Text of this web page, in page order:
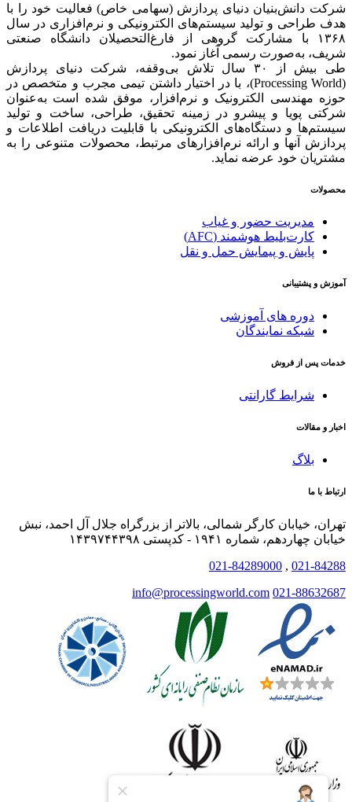
شرکت دانش‌بنیان دنیای پردازش (سهامی خاص) فعالیت خود را با
هدف طراحی و تولید سیستم‌های الکترونیکی و نرم‌افزاری در سال
۱۳۶۸ با مشارکت گروهی از فارغ‌التحصیلان دانشگاه صنعتی
شریف، به‌صورت رسمی آغاز نمود.
طی بیش از ۳۰ سال تلاش بی‌وقفه، شرکت دنیای پردازش
(Processing World)، با در اختیار داشتن تیمی مجرب و متخصص در
حوزه مهندسی الکترونیک و نرم‌افزار، موفق شده است به‌عنوان
شرکتی پویا و پیشرو در زمینه‌ تحقیق، طراحی، ساخت و تولید
سیستم‌ها و دستگاه‌های الکترونیکی با قابلیت دریافت اطلاعات و
پردازش آنها و ارائه‌ نرم‌افزارهای مرتبط، محصولات متنوعی را به
مشتریان خود عرضه نماید.
محصولات
مدیریت حضور و غیاب
کارت‌بلیط هوشمند (AFC)
پایش و پیمایش حمل و نقل
آموزش و پشتیبانی
دوره های آموزشی
شبکه نمایندگان
خدمات پس از فروش
شرایط گارانتی
اخبار و مقالات
بلاگ
ارتباط با ما
تهران، خیابان کارگر شمالی، بالاتر از بزرگراه جلال آل احمد، نبش
خیابان چهاردهم، شماره ۱۹۴۱ - کدپستی ۱۴۳۹۷۴۴۳۹۸
021-84288
,
021-84289000
021-88632687
info@processingworld.com